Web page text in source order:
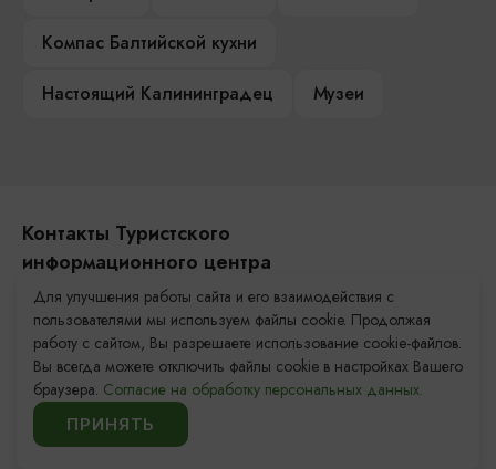
Компас Балтийской кухни
Настоящий Калининградец
Музеи
Контакты Туристского
информационного центра
Площадь Победы, 1
+7 (4012) 555-200
8 (800) 200-55-39
info@visit-kaliningrad.ru
Для улучшения работы сайта и его взаимодействия с
пользователями мы используем файлы cookie. Продолжая
работу с сайтом, Вы разрешаете использование cookie-файлов.
Вы всегда можете отключить файлы cookie в настройках Вашего
браузера. Согласие на обработку персональных данных.
ПРИНЯТЬ